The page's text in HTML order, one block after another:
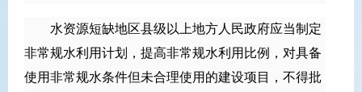
水资源短缺地区县级以上地方人民政府应当制定
非常规水利用计划，提高非常规水利用比例，对具备
使用非常规水条件但未合理使用的建设项目，不得批